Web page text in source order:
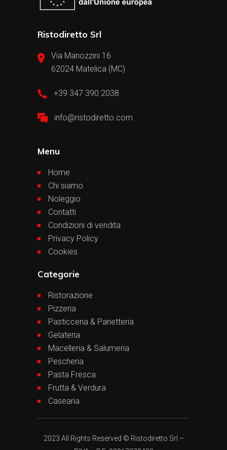
Ristodiretto Srl
Via Manozzini 16
62024 Matelica (MC)
+39 347 390 2038
info@ristodiretto.com
Menu
Home
Chi siamo
Noleggio
Contatti
Condizioni di vendita
Privacy Policy
Cookies
Categorie
Ristorazione
Pizzeria
Pasticceria & Panetteria
Gelateria
Macelleria & Salumeria
Pescheria
Pasta Fresca
Frutta & Verdura
Casearia
2023 All Rights Reserved © Ristodiretto Srl –